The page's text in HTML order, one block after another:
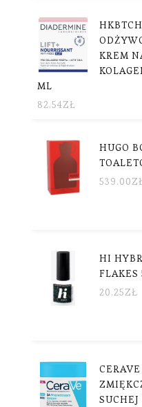
KREM
ML
82.54ZŁ
HUGO
539.00
HI
FLAKES
20.25ZŁ